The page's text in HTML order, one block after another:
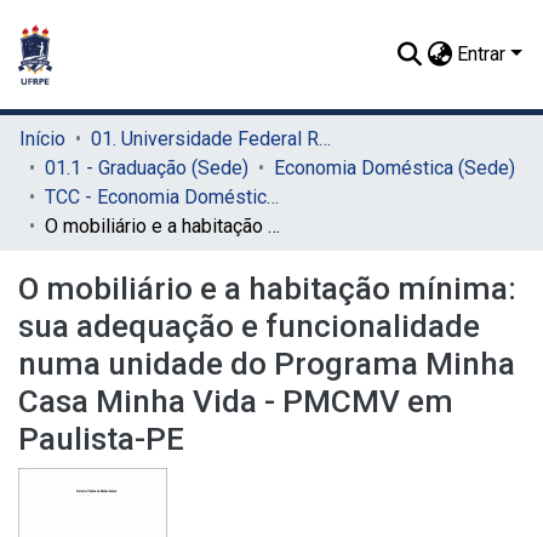
Entrar
Início
01. Universidade Federal Rural de Pernambuco - UFRPE (Sede)
01.1 - Graduação (Sede)
Economia Doméstica (Sede)
TCC - Economia Doméstica (Sede)
O mobiliário e a habitação mínima: sua adequação e funcionalidade numa unidade do Programa Minha Casa Minha Vida - PMCMV em Paulista-PE
O mobiliário e a habitação mínima:
sua adequação e funcionalidade
numa unidade do Programa Minha
Casa Minha Vida - PMCMV em
Paulista-PE